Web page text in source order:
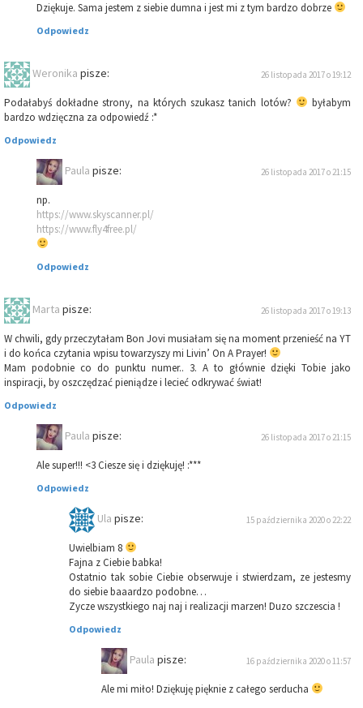
Dziękuje. Sama jestem z siebie dumna i jest mi z tym bardzo dobrze
Odpowiedz
Weronika pisze: 26 listopada 2017 o 19:12
Podałabyś dokładne strony, na których szukasz tanich lotów?
byłabym
bardzo wdzięczna za odpowiedź :*
Odpowiedz
Paula pisze: 26 listopada 2017 o 21:15
np.
https://www.skyscanner.pl/
https://www.fly4free.pl/
Odpowiedz
Marta pisze: 26 listopada 2017 o 19:13
W chwili, gdy przeczytałam Bon Jovi musiałam się na moment przenieść na YT
i do końca czytania wpisu towarzyszy mi Livin’ On A Prayer!
Mam podobnie co do punktu numer.. 3. A to głównie dzięki Tobie jako
inspiracji, by oszczędzać pieniądze i lecieć odkrywać świat!
Odpowiedz
Paula pisze: 26 listopada 2017 o 21:15
Ale super!!! <3 Ciesze się i dziękuję! :***
Odpowiedz
Ula pisze: 15 października 2020 o 22:22
Uwielbiam 8
Fajna z Ciebie babka!
Ostatnio tak sobie Ciebie obserwuje i stwierdzam, ze jestesmy
do siebie baaardzo podobne…
Zycze wszystkiego naj naj i realizacji marzen! Duzo szczescia !
Odpowiedz
Paula pisze: 16 października 2020 o 11:57
Ale mi miło! Dziękuję pięknie z całego serducha